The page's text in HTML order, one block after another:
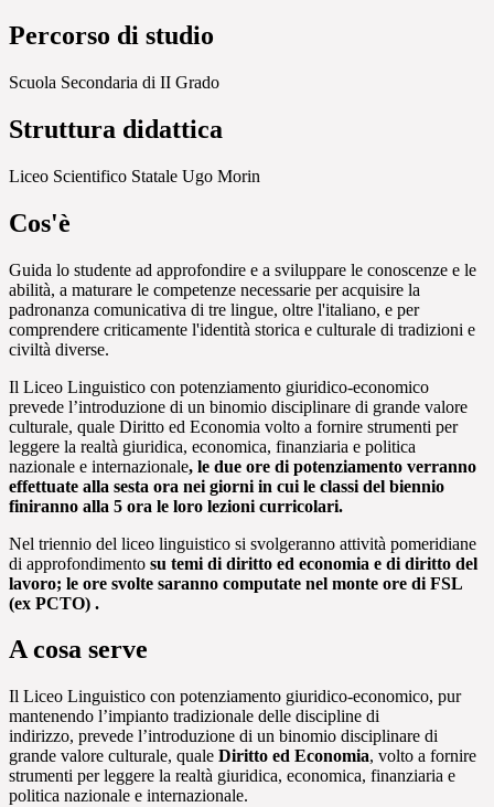
Percorso di studio
Scuola Secondaria di II Grado
Struttura didattica
Liceo Scientifico Statale Ugo Morin
Cos'è
Guida lo studente ad approfondire e a sviluppare le conoscenze e le
abilità, a maturare le competenze necessarie per acquisire la
padronanza comunicativa di tre lingue, oltre l'italiano, e per
comprendere criticamente l'identità storica e culturale di tradizioni e
civiltà diverse.
Il Liceo Linguistico con potenziamento giuridico-economico
prevede l’introduzione di un binomio disciplinare di grande valore
culturale, quale Diritto ed Economia volto a fornire strumenti per
leggere la realtà giuridica, economica, finanziaria e politica
nazionale e internazionale, le due ore di potenziamento verranno
effettuate alla sesta ora nei giorni in cui le classi del biennio
finiranno alla 5 ora le loro lezioni curricolari.
Nel triennio del liceo linguistico si svolgeranno attività pomeridiane
di approfondimento su temi di diritto ed economia e di diritto del
lavoro; le ore svolte saranno computate nel monte ore di FSL
(ex PCTO) .
A cosa serve
Il Liceo Linguistico con potenziamento giuridico-economico, pur
mantenendo l’impianto tradizionale delle discipline di
indirizzo, prevede l’introduzione di un binomio disciplinare di
grande valore culturale, quale Diritto ed Economia, volto a fornire
strumenti per leggere la realtà giuridica, economica, finanziaria e
politica nazionale e internazionale.